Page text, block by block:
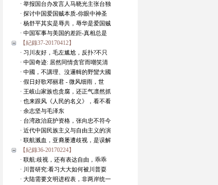
· 举报国台办发言人马晓光主张台独
· 探讨中国爱国贼本质-你眼中神圣
· 杨舒平其实是辱共，辱华是爱国贼
· 中国军事与美国的差距-真相总是
【紀錄37-20170412】
· 习川友好，毛左尴尬，反扑?不只
· 中国奇迹: 居然同情贪官而嘲笑清
· 中國，不講理、沒邏輯的野蠻大國
· 假日好歌邓丽君 - 微风细雨，世
· 王岐山家族也贪腐，还正气凛然抓
· 也来跟风《人民的名义》，看不看
· 余志坚与毛泽东
· 台湾政治庇护资格，张向忠不符今
· 近代中国民族主义与自由主义的演
· 联航溅血，亚裔屡遭歧视，是误解
【紀錄36-20170224】
· 联航:歧视，还有表达自由，乖乖
· 川普研究:看习大大如何被川普耍
· 大陆需要文明进程表，非两岸统一